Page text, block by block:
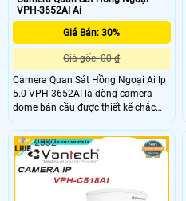
VPH-3652AI Ai
Giá Bán: 30%
Giá gốc: 00 ₫
Camera Quan Sát Hồng Ngoại Ai Ip
5.0 VPH-3652AI là dòng camera
dome bán cầu được thiết kế chắc
chắn. Camera thuộc thương hiệu
Vantech một trong những thương
hiệu camera tót nhất tại việt nam.
Camera có độ phân giải Độ phân
giải: 5
2332